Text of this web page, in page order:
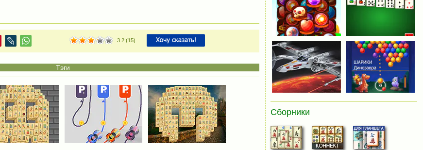
3.2 (15)
Сборники